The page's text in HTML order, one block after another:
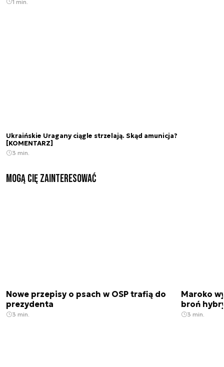
1 min.
Ukraińskie Uragany ciągle strzelają. Skąd amunicja?
[KOMENTARZ]
3 min.
Mogą Cię zainteresować
Nowe przepisy o psach w OSP trafią do
prezydenta
3 min.
Maroko
broń
3 min.